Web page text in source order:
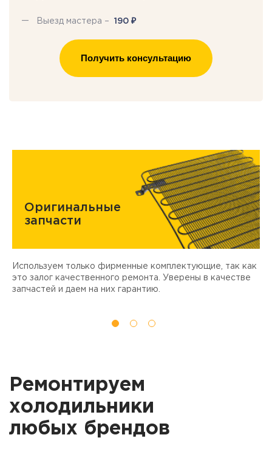
Выезд мастера – 190 ₽
Получить консультацию
Оригинальные
запчасти
Используем только фирменные комплектующие, так как
это залог качественного ремонта. Уверены в качестве
запчастей и даем на них гарантию.
Ремонтируем
холодильники
любых брендов